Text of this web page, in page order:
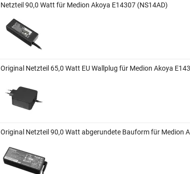
Netzteil 90,0 Watt für Medion Akoya E14307 (NS14AD)
Original Netzteil 65,0 Watt EU Wallplug für Medion Akoya
Original Netzteil 90,0 Watt abgerundete Bauform für Medion